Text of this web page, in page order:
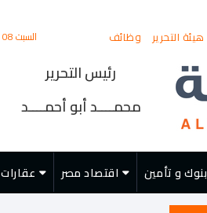
هيئة التحرير وظائف السبت 08 أغسطس 2026 - 24 صفر 1448 - 12:21 القاهرة
رئيس التحرير
محمــــد أبو أحمــــد
بنوك و تأمين اقتصاد مصر عقارات